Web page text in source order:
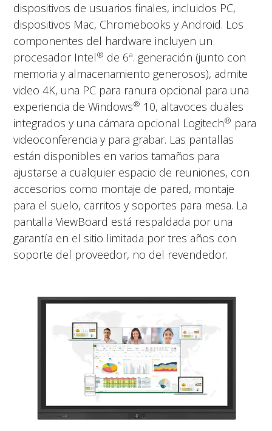
dispositivos de usuarios finales, incluidos PC,
dispositivos Mac, Chromebooks y Android. Los
componentes del hardware incluyen un
procesador Intel® de 6ª. generación (junto con
memoria y almacenamiento generosos), admite
video 4K, una PC para ranura opcional para una
experiencia de Windows® 10, altavoces duales
integrados y una cámara opcional Logitech® para
videoconferencia y para grabar. Las pantallas
están disponibles en varios tamaños para
ajustarse a cualquier espacio de reuniones, con
accesorios como montaje de pared, montaje
para el suelo, carritos y soportes para mesa. La
pantalla ViewBoard está respaldada por una
garantía en el sitio limitada por tres años con
soporte del proveedor, no del revendedor.